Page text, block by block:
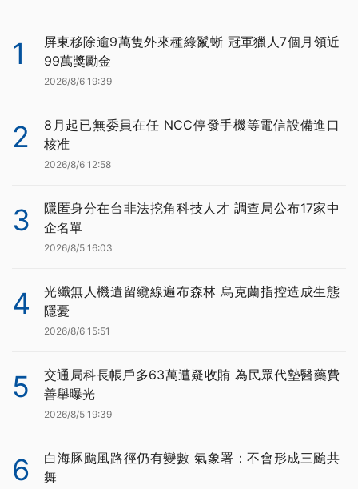
1
屏東移除逾9萬隻外來種綠鬣蜥 冠軍獵人7個月領近
99萬獎勵金
2026/8/6 19:39
2
8月起已無委員在任 NCC停發手機等電信設備進口
核准
2026/8/6 12:58
3
隱匿身分在台非法挖角科技人才 調查局公布17家中
企名單
2026/8/5 16:03
4
光纖無人機遺留纜線遍布森林 烏克蘭指控造成生態
隱憂
2026/8/6 15:51
5
交通局科長帳戶多63萬遭疑收賄 為民眾代墊醫藥費
善舉曝光
2026/8/5 19:39
6
白海豚颱風路徑仍有變數 氣象署：不會形成三颱共
舞